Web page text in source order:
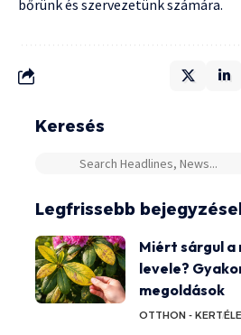
bőrünk és szervezetünk számára.
Keresés
Legfrissebb
Miért sárgul
levele?
megoldások
OTTHON - KERT